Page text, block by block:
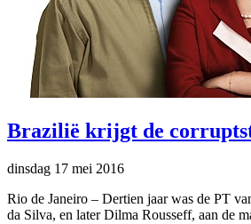
Brazilië krijgt de
dinsdag 17 mei 2016
Rio de Janeiro – Dertien jaar was de PT
da Silva, en later Dilma Rousseff, aan de